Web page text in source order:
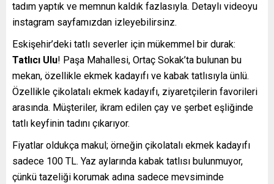
tadım yaptık ve memnun kaldık fazlasıyla. Detaylı videoyu
instagram sayfamızdan izleyebilirsinz.
Eskişehir’deki tatlı severler için mükemmel bir durak:
Tatlıcı Ulu! Paşa Mahallesi, Ortaç Sokak’ta bulunan bu
mekan, özellikle ekmek kadayıfı ve kabak tatlısıyla ünlü.
Özellikle çikolatalı ekmek kadayıfı, ziyaretçilerin favorileri
arasında. Müşteriler, ikram edilen çay ve şerbet eşliğinde
tatlı keyfinin tadını çıkarıyor.
Fiyatlar oldukça makul; örneğin çikolatalı ekmek kadayıfı
sadece 100 TL. Yaz aylarında kabak tatlısı bulunmuyor,
çünkü tazeliği korumak adına sadece mevsiminde